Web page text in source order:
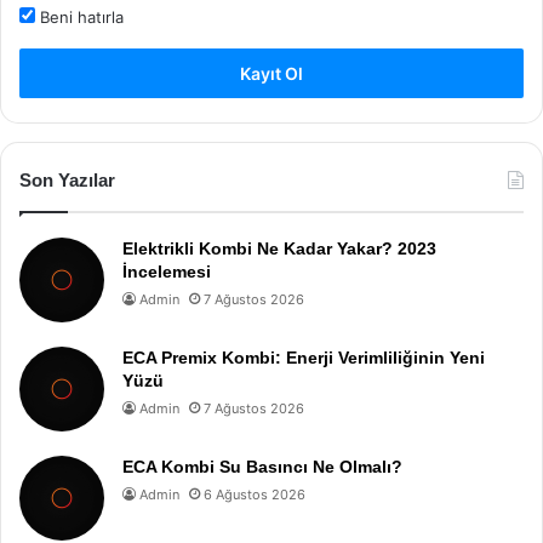
Beni hatırla
Kayıt Ol
Son Yazılar
Elektrikli Kombi Ne Kadar Yakar? 2023
İncelemesi
Admin 7 Ağustos 2026
ECA Premix Kombi: Enerji Verimliliğinin Yeni
Yüzü
Admin 7 Ağustos 2026
ECA Kombi Su Basıncı Ne Olmalı?
Admin 6 Ağustos 2026